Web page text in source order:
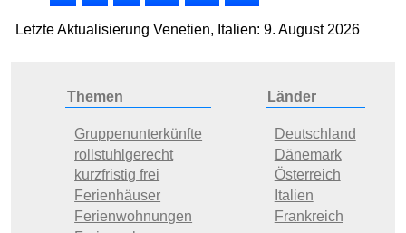
Letzte Aktualisierung Venetien, Italien: 9. August 2026
Themen
Gruppenunterkünfte
rollstuhlgerecht
kurzfristig frei
Ferienhäuser
Ferienwohnungen
Länder
Deutschland
Dänemark
Österreich
Italien
Frankreich